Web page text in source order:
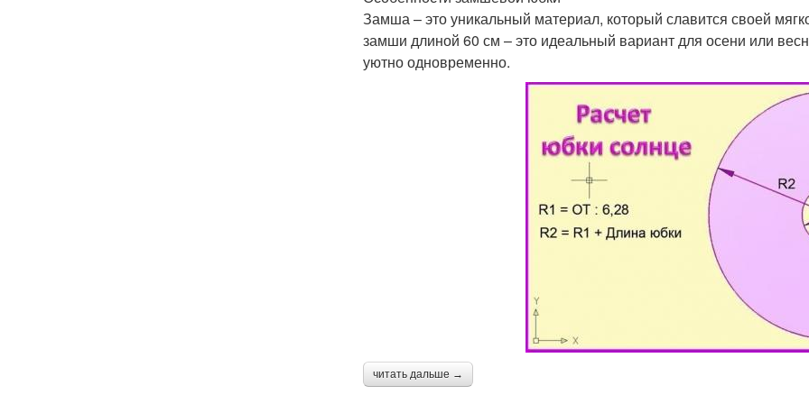
Замша – это уникальный материал, который славится своей
замши длиной 60 см – это идеальный вариант для осени или
уютно одновременно.
читать дальше →